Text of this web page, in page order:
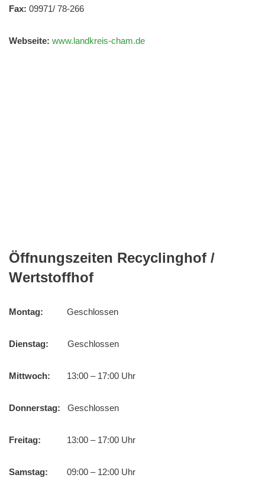
Fax: 09971/ 78-266
Webseite: www.landkreis-cham.de
Öffnungszeiten Recyclinghof /
Wertstoffhof
Montag: Geschlossen
Dienstag: Geschlossen
Mittwoch: 13:00 – 17:00 Uhr
Donnerstag: Geschlossen
Freitag: 13:00 – 17:00 Uhr
Samstag: 09:00 – 12:00 Uhr